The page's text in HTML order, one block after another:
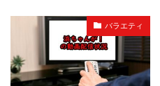
バラエティ